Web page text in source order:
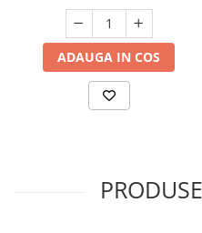
ADAUGA IN COS